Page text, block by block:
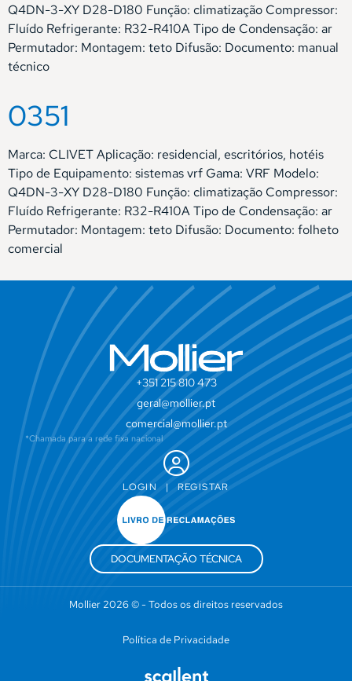
Q4DN-3-XY D28-D180 Função: climatização Compressor:
Fluído Refrigerante: R32-R410A Tipo de Condensação: ar
Permutador: Montagem: teto Difusão: Documento: manual
técnico
0351
Marca: CLIVET Aplicação: residencial, escritórios, hotéis
Tipo de Equipamento: sistemas vrf Gama: VRF Modelo:
Q4DN-3-XY D28-D180 Função: climatização Compressor:
Fluído Refrigerante: R32-R410A Tipo de Condensação: ar
Permutador: Montagem: teto Difusão: Documento: folheto
comercial
+351 215 810 473
geral@mollier.pt
comercial@mollier.pt
*Chamada para a rede fixa nacional
LOGIN | REGISTAR
DOCUMENTAÇÃO TÉCNICA
Mollier 2026 © - Todos os direitos reservados
Política de Privacidade